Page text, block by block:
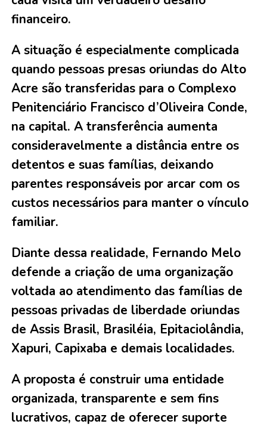
financeiro.
A situação é especialmente complicada
quando pessoas presas oriundas do Alto
Acre são transferidas para o Complexo
Penitenciário Francisco d’Oliveira Conde,
na capital. A transferência aumenta
consideravelmente a distância entre os
detentos e suas famílias, deixando
parentes responsáveis por arcar com os
custos necessários para manter o vínculo
familiar.
Diante dessa realidade, Fernando Melo
defende a criação de uma organização
voltada ao atendimento das famílias de
pessoas privadas de liberdade oriundas
de Assis Brasil, Brasiléia, Epitaciolândia,
Xapuri, Capixaba e demais localidades.
A proposta é construir uma entidade
organizada, transparente e sem fins
lucrativos, capaz de oferecer suporte